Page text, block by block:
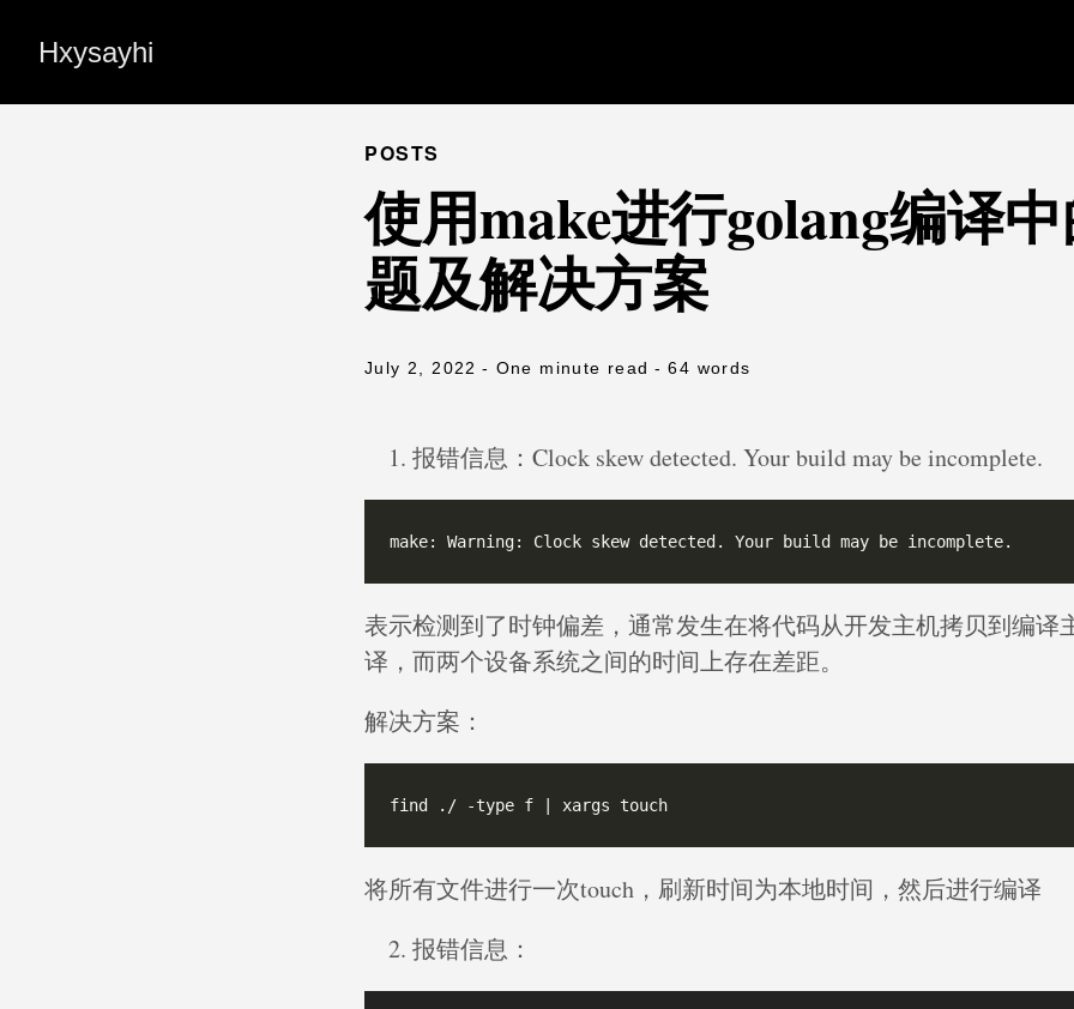
Hxysayhi
POSTS
使用make进行golang编译
题及解决方案
July 2, 2022 - One minute read - 64 words
报错信息：Clock skew detected. Your build may be incomplete.
表示检测到了时钟偏差，通常发生在将代码从开发主机拷贝到编译
译，而两个设备系统之间的时间上存在差距。
解决方案：
将所有文件进行一次touch，刷新时间为本地时间，然后进行编译
报错信息：